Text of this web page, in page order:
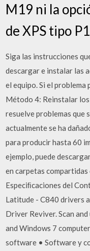
M19 ni la
de XPS tipo
Siga las instrucciones
descargar e instalar las
el equipo. Si el problema
Método 4: Reinstalar
resuelve problemas que
actualmente se ha
para producir hasta 60
ejemplo, puede
en carpetas
Especiﬁcaciones del
Latitude - C840 drivers
Driver Reviver. Scan
and Windows 7
software • Software y